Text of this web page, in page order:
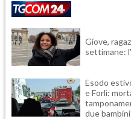
Giove,
settimane:
Esodo
e Forlì:
due bambini